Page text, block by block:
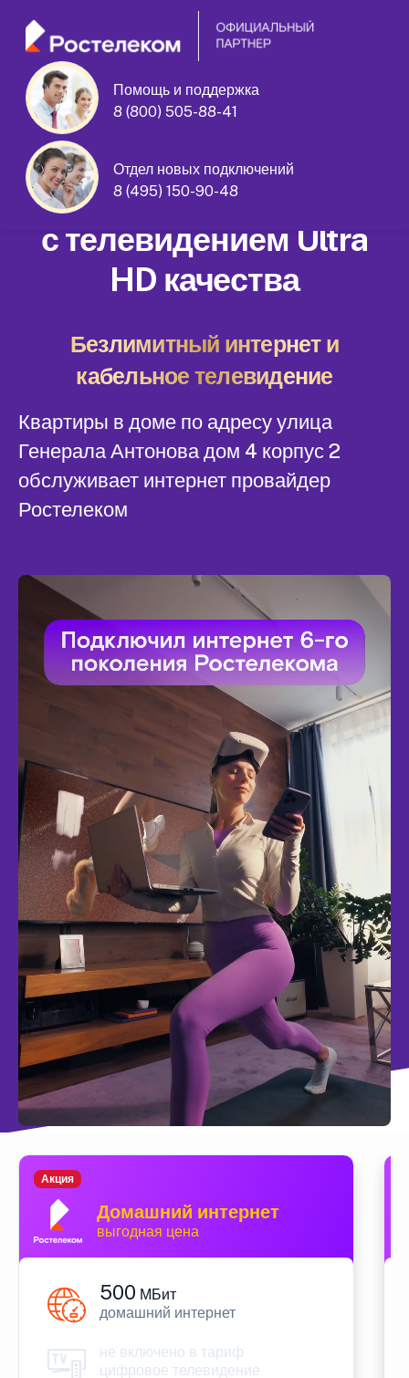
Помощь и поддержка
8 (800) 505-88-41
Отдел новых подключений
8 (495) 150-90-48
улица Генерала Антонова дом 4
Домашний интернет
с телевидением Ultra
HD качества
Безлимитный интернет и
кабельное телевидение
Квартиры в доме по адресу улица
Генерала Антонова дом 4 корпус 2
обслуживает интернет провайдер
Ростелеком
Домашний интернет
выгодная цена
Акция
500 МБит
домашний интернет
не включено в тариф
цифровое телевидение